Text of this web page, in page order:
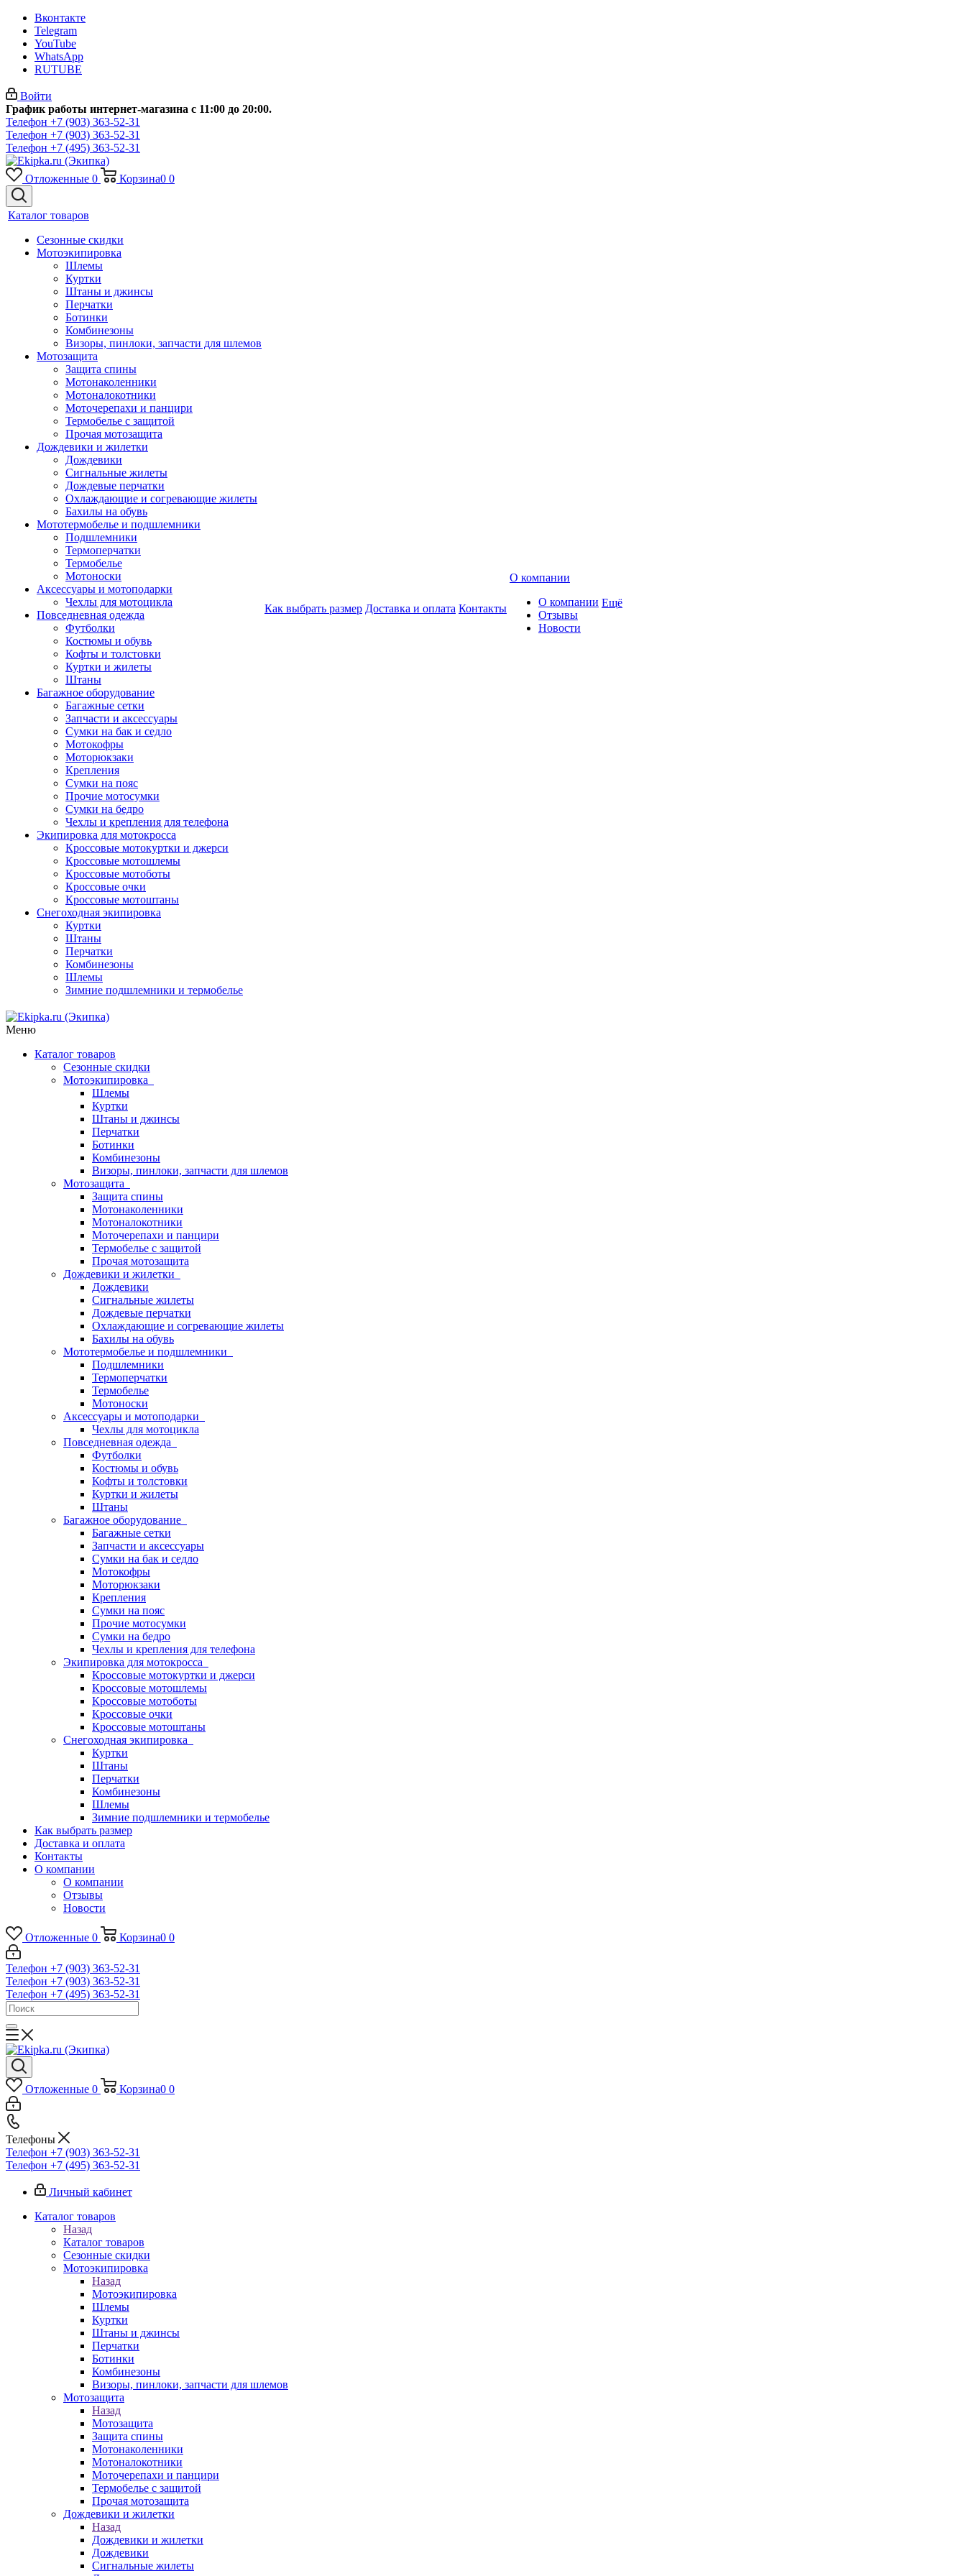
Вконтакте
Telegram
YouTube
WhatsApp
RUTUBE
Войти
График работы интернет-магазина с 11:00 до 20:00.
Телефон +7 (903) 363-52-31
Телефон +7 (903) 363-52-31
Телефон +7 (495) 363-52-31
Отложенные 0 Корзина0 0
Каталог товаров
Сезонные скидки
Мотоэкипировка
Шлемы
Куртки
Штаны и джинсы
Перчатки
Ботинки
Комбинезоны
Визоры, пинлоки, запчасти для шлемов
Мотозащита
Защита спины
Мотонаколенники
Мотоналокотники
Моточерепахи и панцири
Термобелье с защитой
Прочая мотозащита
Дождевики и жилетки
Дождевики
Сигнальные жилеты
Дождевые перчатки
Охлаждающие и согревающие жилеты
Бахилы на обувь
Мототермобелье и подшлемники
Подшлемники
Термоперчатки
Термобелье
Мотоноски
Аксессуары и мотоподарки
Чехлы для мотоцикла
Повседневная одежда
Футболки
Костюмы и обувь
Кофты и толстовки
Куртки и жилеты
Штаны
Багажное оборудование
Багажные сетки
Запчасти и аксессуары
Сумки на бак и седло
Мотокофры
Моторюкзаки
Крепления
Сумки на пояс
Прочие мотосумки
Сумки на бедро
Чехлы и крепления для телефона
Экипировка для мотокросса
Кроссовые мотокуртки и джерси
Кроссовые мотошлемы
Кроссовые мотоботы
Кроссовые очки
Кроссовые мотоштаны
Снегоходная экипировка
Куртки
Штаны
Перчатки
Комбинезоны
Шлемы
Зимние подшлемники и термобелье
Как выбрать размер Доставка и оплата Контакты
О компании
О компании
Отзывы
Новости
Ещё
Меню
Каталог товаров
Сезонные скидки
Мотоэкипировка
Шлемы
Куртки
Штаны и джинсы
Перчатки
Ботинки
Комбинезоны
Визоры, пинлоки, запчасти для шлемов
Мотозащита
Защита спины
Мотонаколенники
Мотоналокотники
Моточерепахи и панцири
Термобелье с защитой
Прочая мотозащита
Дождевики и жилетки
Дождевики
Сигнальные жилеты
Дождевые перчатки
Охлаждающие и согревающие жилеты
Бахилы на обувь
Мототермобелье и подшлемники
Подшлемники
Термоперчатки
Термобелье
Мотоноски
Аксессуары и мотоподарки
Чехлы для мотоцикла
Повседневная одежда
Футболки
Костюмы и обувь
Кофты и толстовки
Куртки и жилеты
Штаны
Багажное оборудование
Багажные сетки
Запчасти и аксессуары
Сумки на бак и седло
Мотокофры
Моторюкзаки
Крепления
Сумки на пояс
Прочие мотосумки
Сумки на бедро
Чехлы и крепления для телефона
Экипировка для мотокросса
Кроссовые мотокуртки и джерси
Кроссовые мотошлемы
Кроссовые мотоботы
Кроссовые очки
Кроссовые мотоштаны
Снегоходная экипировка
Куртки
Штаны
Перчатки
Комбинезоны
Шлемы
Зимние подшлемники и термобелье
Как выбрать размер
Доставка и оплата
Контакты
О компании
О компании
Отзывы
Новости
Отложенные 0 Корзина0 0
Телефон +7 (903) 363-52-31
Телефон +7 (903) 363-52-31
Телефон +7 (495) 363-52-31
Отложенные 0 Корзина0 0
Телефоны
Телефон +7 (903) 363-52-31
Телефон +7 (495) 363-52-31
Личный кабинет
Каталог товаров
Назад
Каталог товаров
Сезонные скидки
Мотоэкипировка
Назад
Мотоэкипировка
Шлемы
Куртки
Штаны и джинсы
Перчатки
Ботинки
Комбинезоны
Визоры, пинлоки, запчасти для шлемов
Мотозащита
Назад
Мотозащита
Защита спины
Мотонаколенники
Мотоналокотники
Моточерепахи и панцири
Термобелье с защитой
Прочая мотозащита
Дождевики и жилетки
Назад
Дождевики и жилетки
Дождевики
Сигнальные жилеты